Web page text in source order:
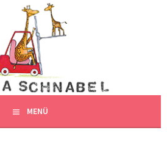
SCHNABEL
HAMBURG
MENÜ